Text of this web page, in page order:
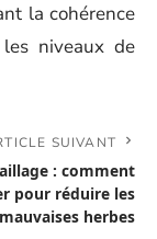
la cohérence
niveaux de
SUIVANT
: comment
pour réduire les
mauvaises herbes